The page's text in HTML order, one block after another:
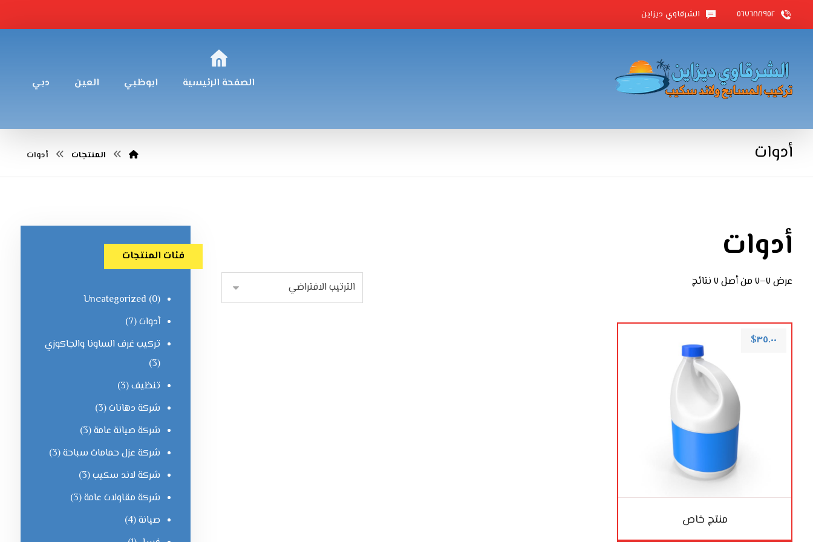
٥٦٧٦٨٨٩٥٢ الشرقاوي ديزاين
الصفحة الرئيسية ابوظبي العين دبي
أدوات المنتجات أدوات
أدوات
عرض ٧–٧ من أصل ٧ نتائج
منتج خاص
$٣٥.٠٠
فئات المنتجات
Uncategorized (0)
أدوات(7)
تركيب غرف الساونا والجاكوزي
(3)
تنظيف(3)
شركة دهانات(3)
شركة صيانة عامة(3)
شركة عزل حمامات سباحة(3)
شركة لاند سكيب(3)
شركة مقاولات عامة(3)
صيانة(4)